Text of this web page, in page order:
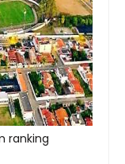
ranking